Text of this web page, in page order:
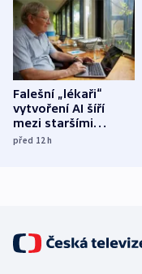
Falešní „lékaři“
vytvoření AI šíří
mezi staršími
Poláky nebezpečné
před 12h